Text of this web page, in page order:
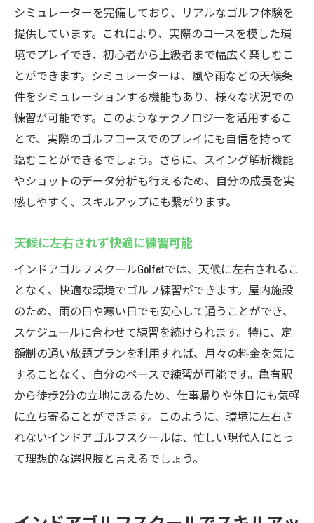
快適な環境でゴルフを楽しむ
シミュレーターを完備しており、リアルなゴルフ体験を
提供しています。これにより、実際のコースを模した環
境でプレイでき、初心者から上級者まで幅広く楽しむこ
とができます。シミュレーターは、風や雨などの天候条
件をシミュレーションする機能もあり、様々な状況での
練習が可能です。このようなテクノロジーを活用するこ
とで、実際のゴルフコースでのプレイにも自信を持って
臨むことができるでしょう。さらに、スイング解析機能
やショットのデータ分析も行えるため、自分の成長を実
感しやすく、スキルアップにも繋がります。
天候に左右されず快適に練習可能
インドアゴルフスクールGolfetでは、天候に左右されるこ
となく、快適な環境でゴルフ練習ができます。屋内施設
のため、雨の日や寒い日でも安心して通うことができ、
スケジュールに合わせて練習を続けられます。特に、定
額制の通い放題プランを利用すれば、月々の料金を気に
することなく、自分のペースで練習が可能です。亀有駅
から徒歩2分の立地にあるため、仕事帰りや休日にも気軽
に立ち寄ることができます。このように、環境に左右さ
れないインドアゴルフスクールは、忙しい現代人にとっ
て理想的な選択肢と言えるでしょう。